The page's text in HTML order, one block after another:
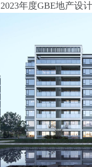
2023年度GBE地产设